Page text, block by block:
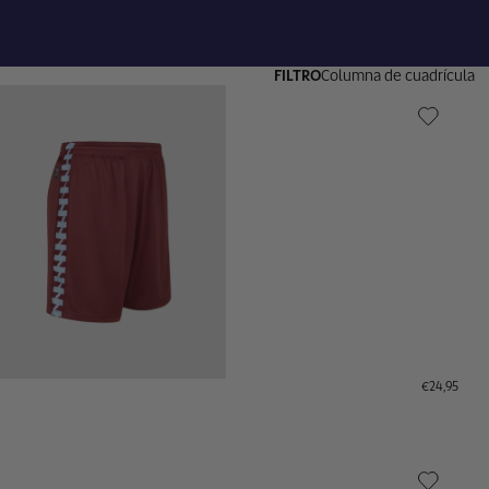
FILTROColumna de cuadrícula
€24,95